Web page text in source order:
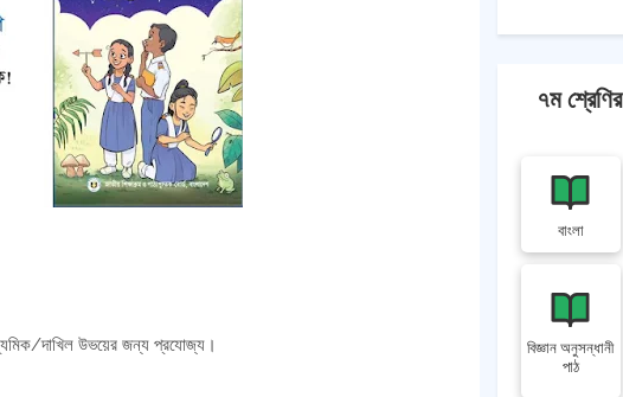
দাখিল উভয়ের জন্য প্রযোজ্য।
৭ম
বাংলা
বিজ্ঞান অনুসন্ধানী
পাঠ